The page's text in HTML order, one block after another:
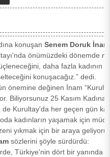
konuşan Senem Doruk İnam
önümüzdeki dönemde
daha fazla kadının
konuşacağız.” dedi.
önemine değinen İnam
Biliyorsunuz 25 Kasım Kadına
Kurultay'da her geçen gün
kadınların yaşamak için
yıkmak için bir araya
sözlerini şöyle sürdürdü:
Türkiye'nin dört bir yanında